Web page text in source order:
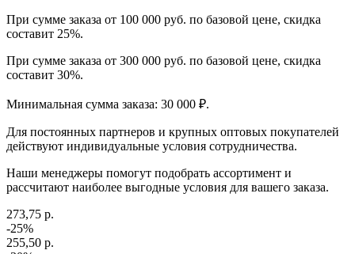
При сумме заказа от 100 000 руб. по базовой цене, скидка
составит 25%.
При сумме заказа от 300 000 руб. по базовой цене, скидка
составит 30%.
Минимальная сумма заказа: 30 000 ₽.
Для постоянных партнеров и крупных оптовых покупателей
действуют индивидуальные условия сотрудничества.
Наши менеджеры помогут подобрать ассортимент и
рассчитают наиболее выгодные условия для вашего заказа.
273,75 р.
-25%
255,50 р.